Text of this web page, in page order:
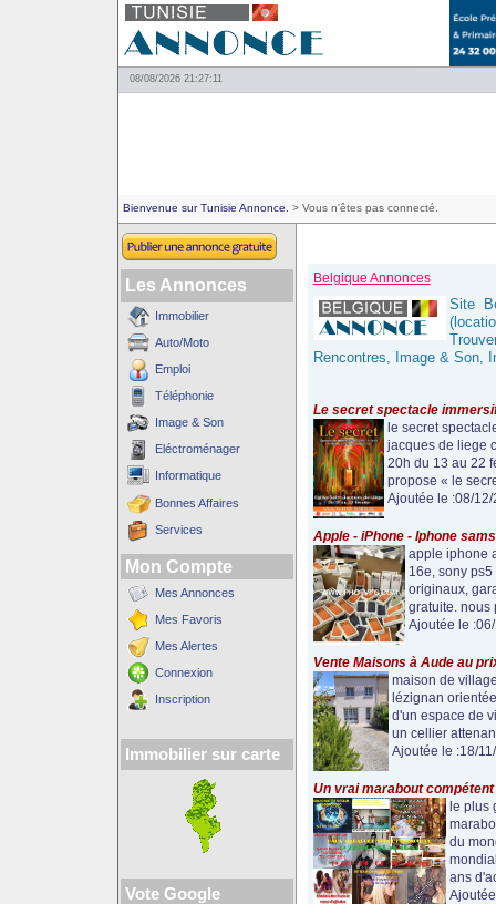
08/08/2026 21:27:11
Bienvenue sur Tunisie Annonce. > Vous n'êtes pas connecté.
Les Annonces
Immobilier
Auto/Moto
Emploi
Téléphonie
Image & Son
Eléctroménager
Informatique
Bonnes Affaires
Services
Mon Compte
Mes Annonces
Mes Favoris
Mes Alertes
Connexion
Inscription
Immobilier sur carte
Vote Google
Belgique Annonces
Site
Rencontres, Image & Son,
Le secret spectacle
le secret
jacques de liege
20h du 13 au 22
propose « le
Ajoutée le :08/12/
Apple - iPhone - Iphone
apple iphone
16e, sony
originaux,
gratuite. nous
Ajoutée le
Vente Maisons à Aude au
maison de
lézignan
d'un espace de
un cellier
Ajoutée le :18/
Un vrai marabout compétent
le plus
du
ans